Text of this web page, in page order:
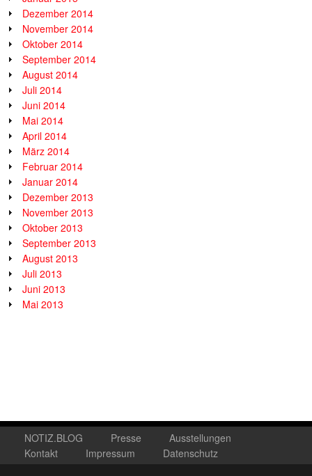
Dezember 2014
November 2014
Oktober 2014
September 2014
August 2014
Juli 2014
Juni 2014
Mai 2014
April 2014
März 2014
Februar 2014
Januar 2014
Dezember 2013
November 2013
Oktober 2013
September 2013
August 2013
Juli 2013
Juni 2013
Mai 2013
NOTIZ.BLOG Presse
Ausstellungen
Kontakt
Impressum Datenschutz